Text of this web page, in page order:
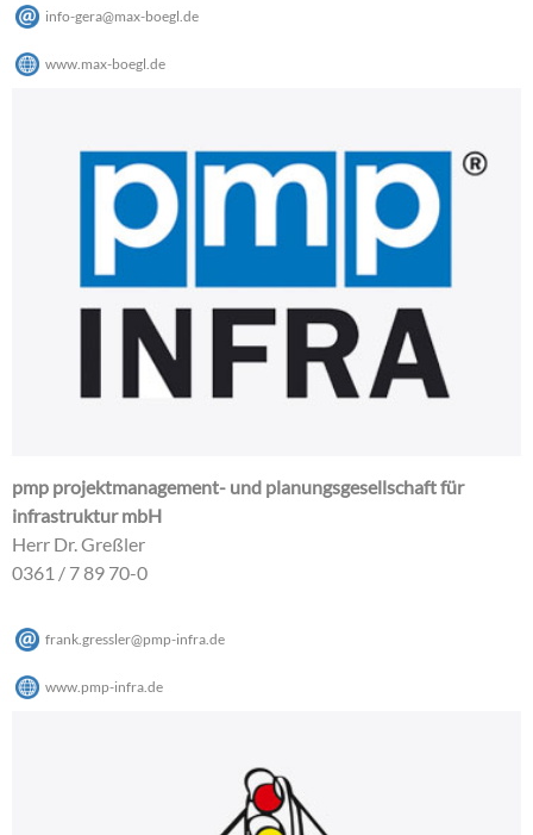
info-gera@max-boegl de
www.max-boegl.de
pmp projektmanagement- und planungsgesellschaft für
infrastruktur mbH
Herr Dr. Greßler
0361 / 7 89 70-0
frank.gressler@pmp-infra.de
www.pmp-infra.de